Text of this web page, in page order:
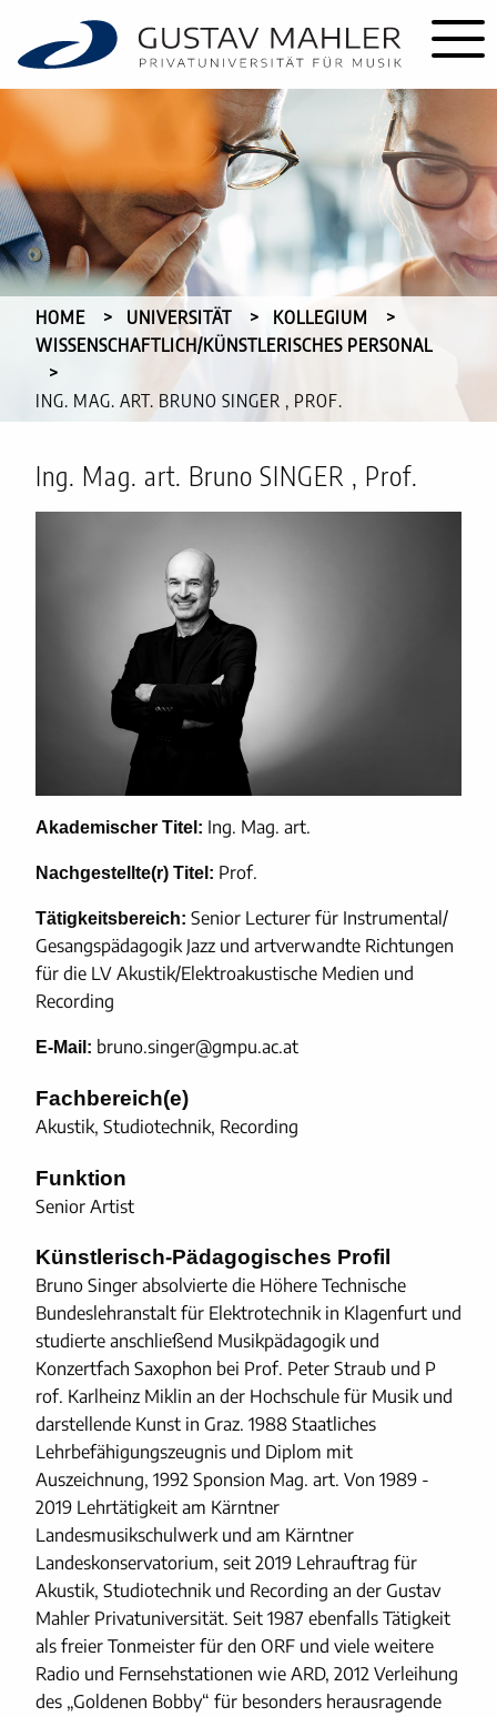
HOME UNIVERSITÄT
KOLLEGIUM
WISSENSCHAFTLICH/KÜNSTLERISCHES PERSONAL
CURRENT:
ING. MAG. ART. BRUNO SINGER , PROF.
Ing. Mag. art. Bruno SINGER , Prof.
Akademischer Titel: Ing. Mag. art.
Nachgestellte(r) Titel: Prof.
Tätigkeitsbereich: Senior Lecturer für Instrumental/
Gesangspädagogik Jazz und artverwandte Richtungen
für die LV Akustik/Elektroakustische Medien und
Recording
E-Mail: bruno.singer@gmpu.ac.at
Fachbereich(e)
Akustik, Studiotechnik, Recording
Funktion
Senior Artist
Künstlerisch-Pädagogisches Profil
Bruno Singer absolvierte die Höhere Technische
Bundeslehranstalt für Elektrotechnik in Klagenfurt und
studierte anschließend Musikpädagogik und
Konzertfach Saxophon bei Prof. Peter Straub und P
rof. Karlheinz Miklin an der Hochschule für Musik und
darstellende Kunst in Graz. 1988 Staatliches
Lehrbefähigungszeugnis und Diplom mit
Auszeichnung, 1992 Sponsion Mag. art. Von 1989 -
2019 Lehrtätigkeit am Kärntner
Landesmusikschulwerk und am Kärntner
Landeskonservatorium, seit 2019 Lehrauftrag für
Akustik, Studiotechnik und Recording an der Gustav
Mahler Privatuniversität. Seit 1987 ebenfalls Tätigkeit
als freier Tonmeister für den ORF und viele weitere
Radio und Fernsehstationen wie ARD, 2012 Verleihung
des „Goldenen Bobby“ für besonders herausragende